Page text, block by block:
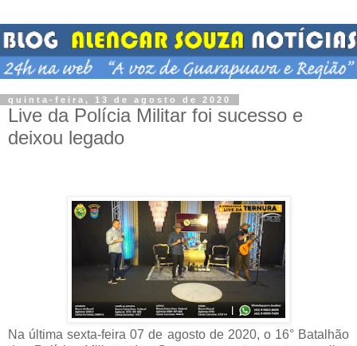
quinta-feira, 13 de agosto de 2020
Live da Polícia Militar foi sucesso e
deixou legado
Na última sexta-feira 07 de agosto de 2020, o 16° Batalhão